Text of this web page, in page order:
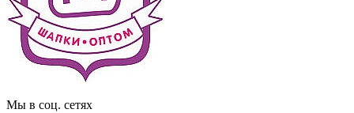
Мы в соц. сетях